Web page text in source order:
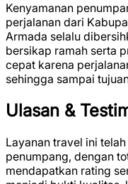
Kenyamanan
perjalanan dari
Armada selalu
bersikap ramah serta
cepat karena
sehingga sampai
Ulasan &
Layanan travel ini
penumpang, dengan
mendapatkan rating